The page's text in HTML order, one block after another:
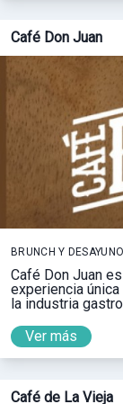
Café Don Juan
BRUNCH Y
Café Don Juan
experiencia
la industria
Ver más
Café de La Vieja